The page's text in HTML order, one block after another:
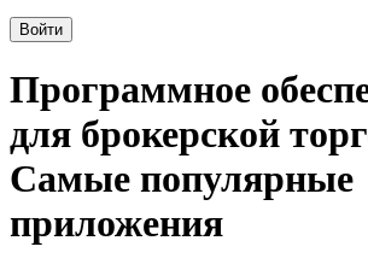
Войти
Программное
для брокерской
Самые популярные
приложения